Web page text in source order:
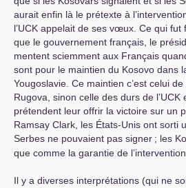
aurait enfin là le prétexte à
l’UCK appelait de ses vœux. Ce qui fut
que le gouvernement français, le
mentent sciemment aux Français
sont pour le maintien du Kosovo dans
Yougoslavie. Ce maintien c’est celui
Rugova, sinon celle des durs de l’UCK
prétendent leur offrir la victoire sur un
Ramsay Clark, les États-Unis ont sorti
Serbes ne pouvaient pas signer ; les
que comme la garantie de l’intervention
Il y a diverses interprétations (qui ne